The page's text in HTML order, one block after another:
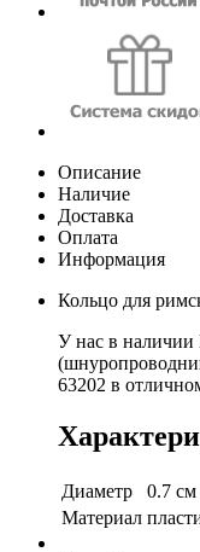
Описание
Наличие
Доставка
Оплата
Информация
Кольцо для
У нас в наличии
63202 в
Диаметр
0.7
Материал